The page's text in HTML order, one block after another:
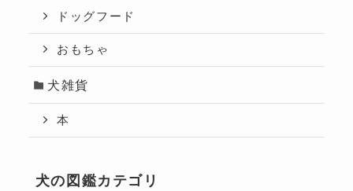
ドッグフード
おもちゃ
犬雑貨
本
犬の図鑑カテゴリ